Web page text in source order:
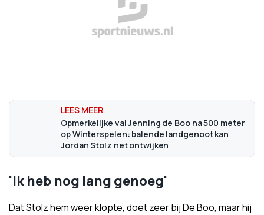
Opmerkelijke val Jenning de Boo na 500 meter
op Winterspelen: balende landgenoot kan
Jordan Stolz net ontwijken
'Ik heb nog lang genoeg'
Dat Stolz hem weer klopte, doet zeer bij De Boo, maar hij